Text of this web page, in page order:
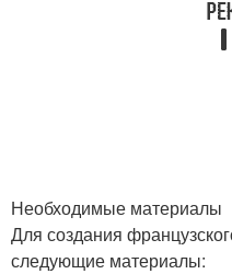
Необходимые материалы
Для создания
следующие материалы: